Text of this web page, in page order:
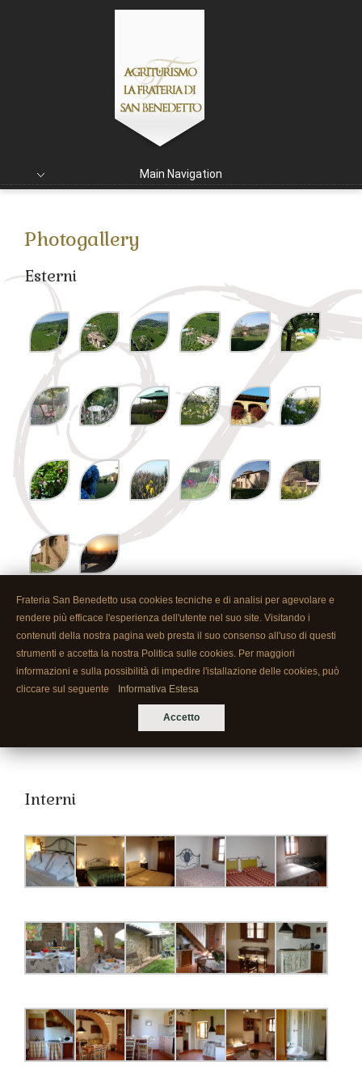
Main Navigation
Photogallery
Esterni
Piscina
Interni
Frateria San Benedetto usa cookies tecniche e di analisi per agevolare e
rendere più efficace l'esperienza dell'utente nel suo site. Visitando i
contenuti della nostra pagina web presta il suo consenso all'uso di questi
strumenti e accetta la nostra Politica sulle cookies. Per maggiori
informazioni e sulla possibilità di impedire l'istallazione delle cookies, può
cliccare sul seguente
Informativa Estesa
Accetto